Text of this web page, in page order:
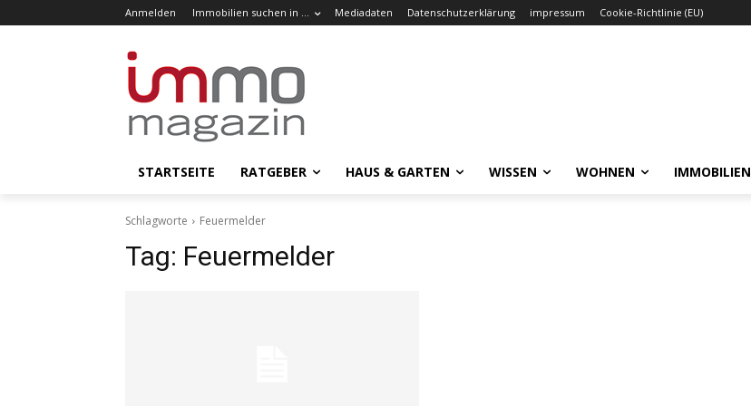
Anmelden Immobilien suchen in … Mediadaten Datenschutzerklärung impressum Cookie-Richtlinie (EU)
STARTSEITE RATGEBER HAUS & GARTEN WISSEN WOHNEN IMMOBILIEN
Schlagworte Feuermelder
Tag: Feuermelder